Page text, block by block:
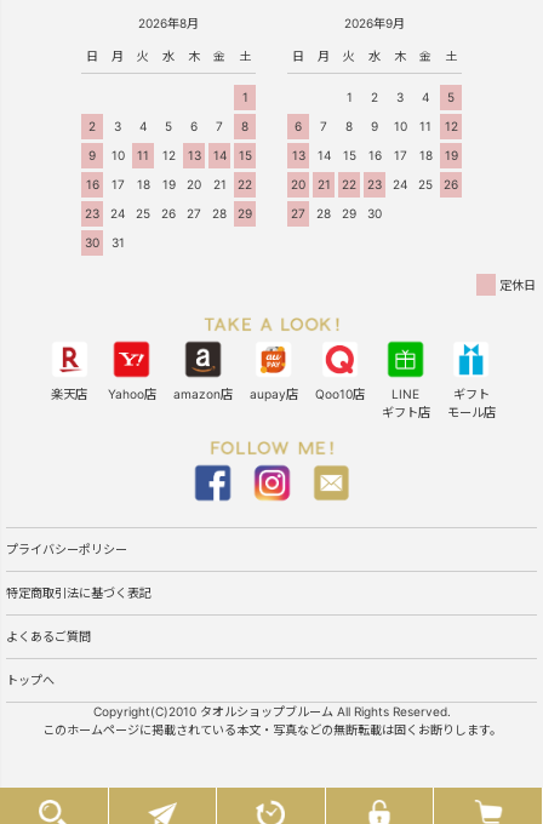
2026年8月
日 月 火 水 木 金 土
1
2
3 4 5 6 7
8
9
10 11 12 13 14
15
16
17 18 19 20 21
22
23
24 25 26 27 28
29
30
31
2026年9月
日 月 火 水 木 金 土
1 2 3 4
5
6
7 8 9 10 11
12
13
14 15 16 17 18
19
20
21 22 23 24 25
26
27
28 29 30
定休日
楽天店 Yahoo店 amazon店 aupay店 Qoo10店
LINE
ギフト店
ギフト
モール店
プライバシーポリシー
特定商取引法に基づく表記
よくあるご質問
トップへ
Copyright(C)2010 タオルショップブルーム All Rights Reserved.
このホームページに掲載されている本文・写真などの無断転載は固くお断りします。